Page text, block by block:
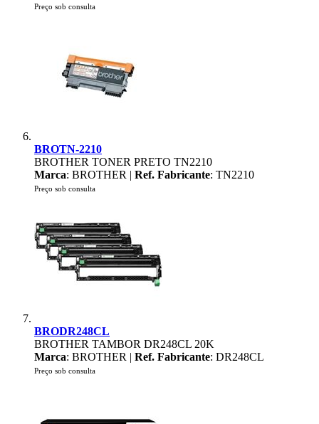
Preço sob consulta
BROTN-2210
BROTHER TONER PRETO TN2210
Marca: BROTHER | Ref. Fabricante: TN2210
Preço sob consulta
BRODR248CL
BROTHER TAMBOR DR248CL 20K
Marca: BROTHER | Ref. Fabricante: DR248CL
Preço sob consulta